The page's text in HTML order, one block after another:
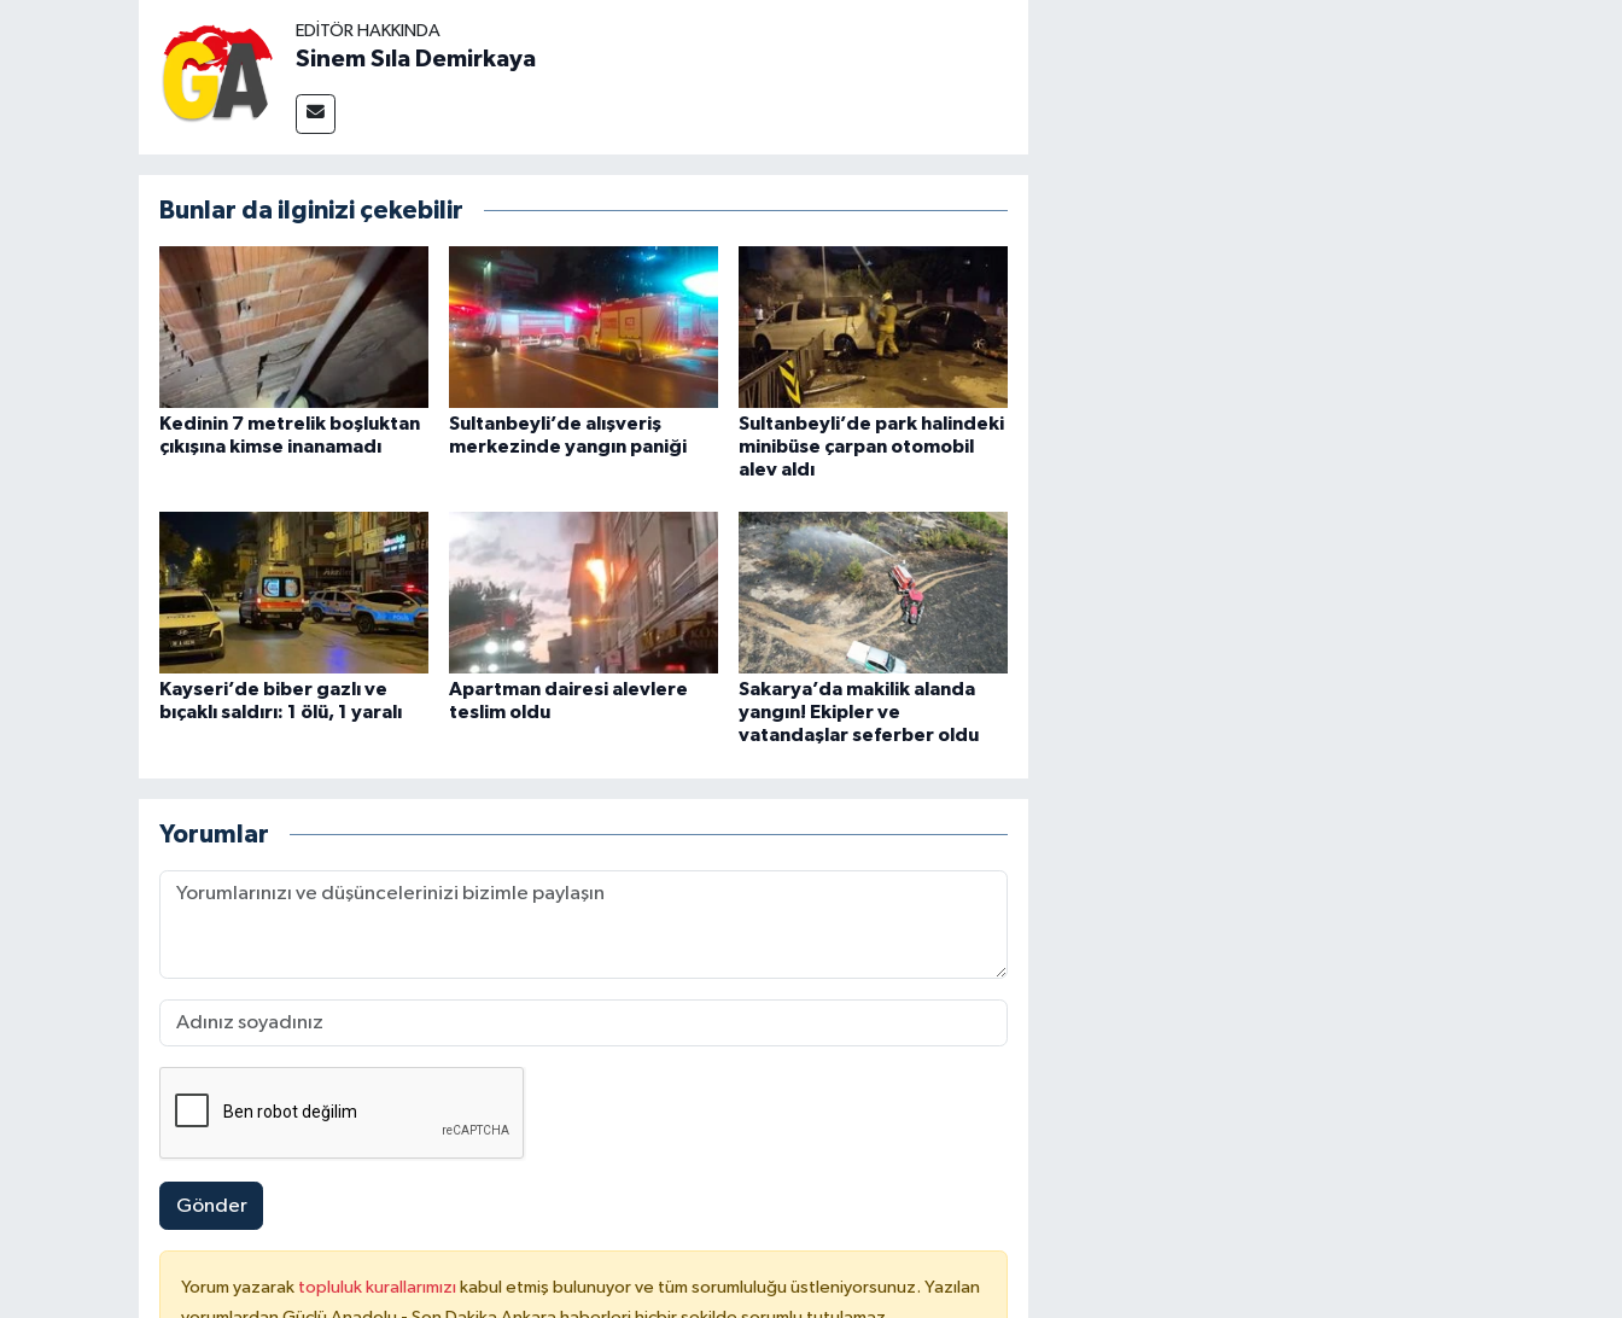
EDITÖR HAKKINDA
Sinem Sıla Demirkaya
Bunlar da ilginizi çekebilir
Kedinin 7 metrelik boşluktan
çıkışına kimse inanamadı
Sultanbeyli’de alışveriş
merkezinde yangın paniği
Sultanbeyli’de park halindeki
minibüse çarpan otomobil
alev aldı
Kayseri’de biber gazlı ve
bıçaklı saldırı: 1 ölü, 1 yaralı
Apartman dairesi alevlere
teslim oldu
Sakarya’da makilik alanda
yangın! Ekipler ve
vatandaşlar seferber oldu
Yorumlar
Gönder
Yorum yazarak topluluk kurallarımızı kabul etmiş bulunuyor ve tüm sorumluluğu üstleniyorsunuz. Yazılan